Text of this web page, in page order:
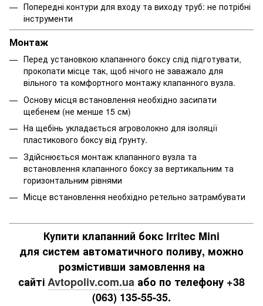
Попередні контури для входу та виходу труб: не потрібні
інструменти
Монтаж
Перед установкою клапанного боксу слід підготувати,
прокопати місце так, щоб нічого не заважало для
вільного та комфортного монтажу клапанного вузла.
Основу місця встановлення необхідно засипати
щебенем (не менше 15 см)
На щебінь укладається агроволокно для ізоляції
пластикового боксу від ґрунту.
Здійснюється монтаж клапанного вузла та
встановлення клапанного боксу за вертикальним та
горизонтальним рівнями
Місце встановлення необхідно ретельно затрамбувати
Купити клапанний бокс Irritec Mini
для систем автоматичного поливу, можно
розмістивши замовлення на
сайтіAvtopoliv.com.ua або по телефону +38
(063) 135-55-35.